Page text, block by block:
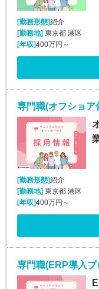
[勤務形態]紹介
[勤務地]東京都 港区
[年収]400万円～
専門職(オフショア
[勤務形態]紹介
[勤務地] 東京都 港区
[年収]400万円～
専門職(ERP導入